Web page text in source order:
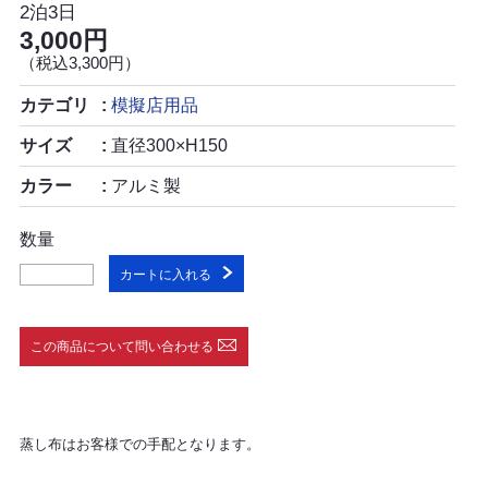
2泊3日
3,000円
（税込3,300円）
カテゴリ 模擬店用品
サイズ 直径300×H150
カラー アルミ製
数量
カートに入れる
この商品について問い合わせる
蒸し布はお客様での手配となります。